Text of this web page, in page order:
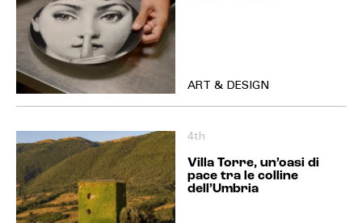
ART & DESIGN
4th
Villa Torre, un’oasi di
pace tra le colline
dell’Umbria